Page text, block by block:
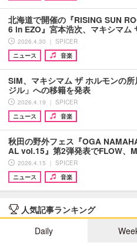
北海道で開催の『RISING SUN
6 in EZO』宮本浩次、マキシマム
2026.4.30 ｜ SPICER
ニュース
音楽
SiM、マキシマム ザ ホルモンの
ジル」への移籍を発表
2026.4.19 ｜ SPICER
ニュース
音楽
秋田の野外フェス『OGA
AL vol.15』第2弾発表でFLOW、
2026.4.15 ｜ SPICER
ニュース
音楽
人気記事ランキング
Daily